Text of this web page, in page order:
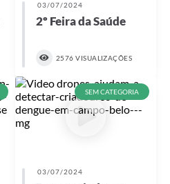
03/07/2024
2º Feira da Saúde
2576 VISUALIZAÇÕES
SEM CATEGORIA
03/07/2024